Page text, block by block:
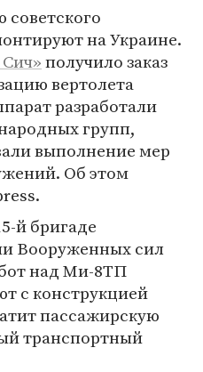
на Украине.
получило заказ
вертолета
разработали
групп,
выполнение мер
Об этом
й бригаде
Вооруженных сил
над Ми-8ТП
с конструкцией
пассажирскую
транспортный